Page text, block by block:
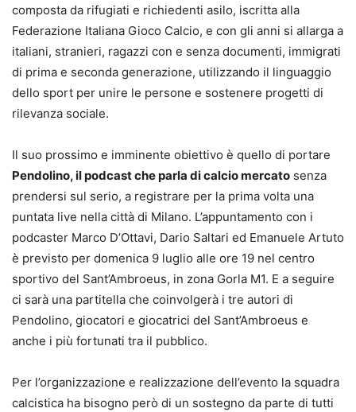
composta da rifugiati e richiedenti asilo, iscritta alla
Federazione Italiana Gioco Calcio, e con gli anni si allarga a
italiani, stranieri, ragazzi con e senza documenti, immigrati
di prima e seconda generazione, utilizzando il linguaggio
dello sport per unire le persone e sostenere progetti di
rilevanza sociale.
Il suo prossimo e imminente obiettivo è quello di portare
Pendolino, il podcast che parla di calcio mercato senza
prendersi sul serio, a registrare per la prima volta una
puntata live nella città di Milano. L’appuntamento con i
podcaster Marco D’Ottavi, Dario Saltari ed Emanuele Artuto
è previsto per domenica 9 luglio alle ore 19 nel centro
sportivo del Sant’Ambroeus, in zona Gorla M1. E a seguire
ci sarà una partitella che coinvolgerà i tre autori di
Pendolino, giocatori e giocatrici del Sant’Ambroeus e
anche i più fortunati tra il pubblico.
Per l’organizzazione e realizzazione dell’evento la squadra
calcistica ha bisogno però di un sostegno da parte di tutti